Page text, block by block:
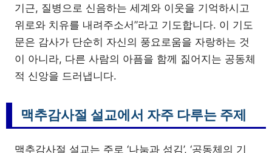
기근, 질병으로 신음하는 세계와 이웃을 기억하시고
위로와 치유를 내려주소서”라고 기도합니다. 이 기도
문은 감사가 단순히 자신의 풍요로움을 자랑하는 것
이 아니라, 다른 사람의 아픔을 함께 짊어지는 공동체
적 신앙을 드러냅니다.
맥추감사절 설교에서 자주 다루는 주제
맥추감사절 설교는 주로 ‘나눔과 섬김’, ‘공동체의 기